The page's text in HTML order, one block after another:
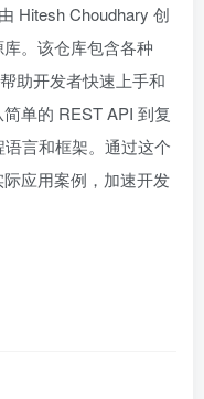
Hitesh Choudhary 创
。该仓库包含各种
助开发者快速上手和
单的 REST API 到复
言和框架。通过这个
应用案例，加速开发